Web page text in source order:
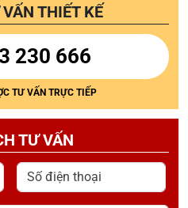
THIẾT KẾ
230 666
TƯ VẤN TRỰC TIẾP
TƯ VẤN
Số điện thoại